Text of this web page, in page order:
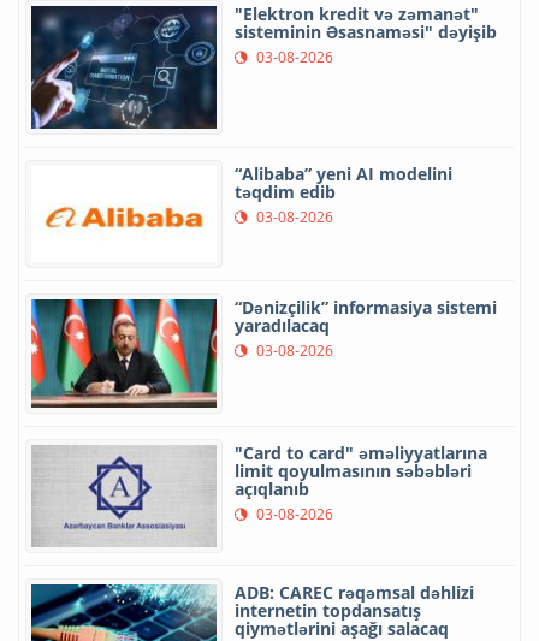
"Elektron kredit və zəmanət"
sisteminin Əsasnaməsi" dəyişib
03-08-2026
“Alibaba” yeni AI modelini
təqdim edib
03-08-2026
“Dənizçilik” informasiya sistemi
yaradılacaq
03-08-2026
"Card to card" əməliyyatlarına
limit qoyulmasının səbəbləri
açıqlanıb
03-08-2026
ADB: CAREC rəqəmsal dəhlizi
internetin topdansatış
qiymətlərini aşağı salacaq